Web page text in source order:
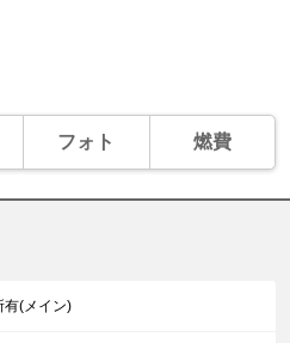
フォト 燃費
有(メイン)